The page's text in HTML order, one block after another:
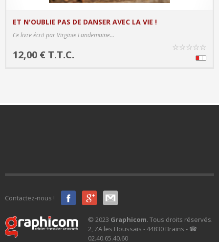
ET N'OUBLIE PAS DE DANSER AVEC LA VIE !
Ce livre écrit par Virginie Landemaine...
12,00 € T.T.C.
☆☆☆☆☆
Contactez-nous !
© 2023 Graphicom. Tous droits réservés.
2, ZA les Houssais - 44830 Brains - ☎
02.40.65.40.60